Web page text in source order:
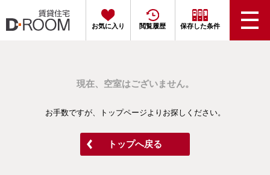
お気に入り 閲覧履歴 保存した条件
現在、空室はございません。
お手数ですが、トップページよりお探しください。
トップへ戻る